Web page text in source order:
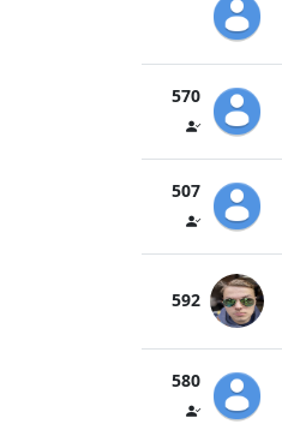
570
507
592
580